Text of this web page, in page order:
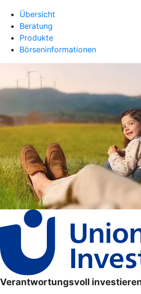
Übersicht
Beratung
Produkte
Börseninformationen
Verantwortungsvoll